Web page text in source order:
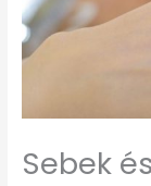
Sebek